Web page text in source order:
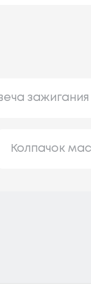
зажигания
Колпачок